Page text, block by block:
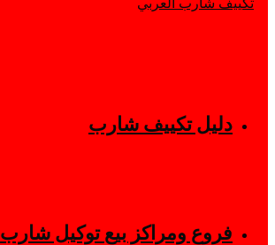
دليل تكييف شارب
فروع ومراكز بيع توكيل شارب